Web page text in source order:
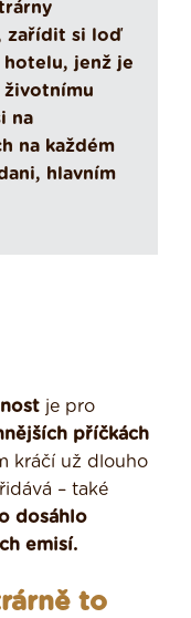
zařídit si loď
jenž je
životnímu
na
na každém
hlavním
je pro
příčkách
kráčí už dlouho
– také
dosáhlo
emisí.
to